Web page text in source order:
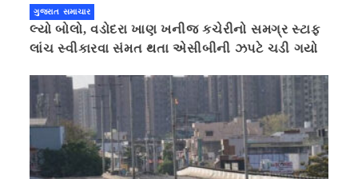
ગુજરાત સમાચાર
લ્યો બોલો, વડોદરા ખાણ ખનીજ કચેરીનો સમગ્ર સ્ટાફ
લાંચ સ્વીકારવા સંમત થતા એસીબીની ઝપટે ચડી ગયો